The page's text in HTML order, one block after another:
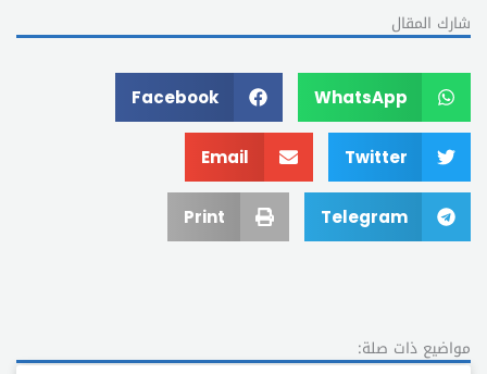
شارك المقال
WhatsApp
Facebook
Twitter
Email
Telegram
Print
مواضيع ذات صلة: